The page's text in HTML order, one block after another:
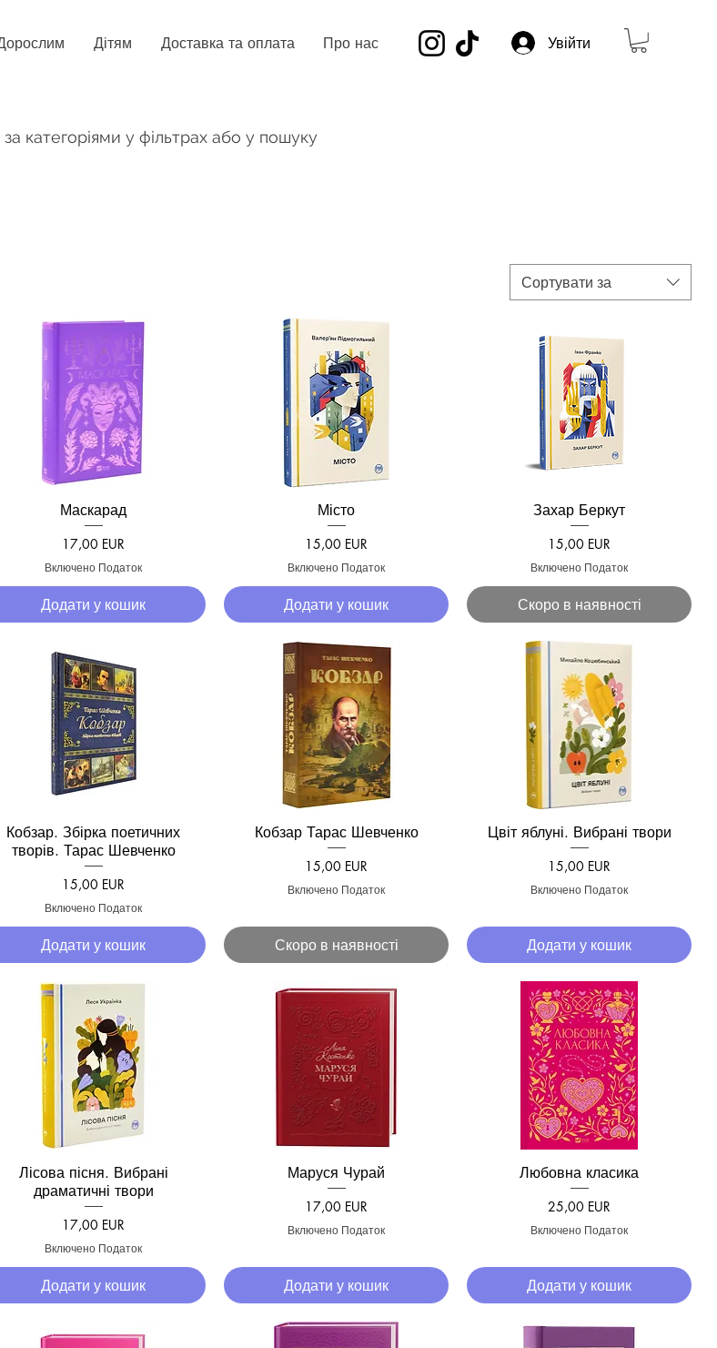
Дітям Доставка та оплата Про нас Увійти
категоріями у фільтрах або у пошуку
Сортувати за
Швидкий перегляд
Маскарад
Ціна
17,00 EUR
Включено Податок
Додати у кошик
Швидкий перегляд
Місто
Ціна
15,00 EUR
Включено Податок
Додати у кошик
Швидкий перегляд
Захар Беркут
Ціна
15,00 EUR
Включено Податок
Скоро в наявності
Швидкий перегляд
Кобзар. Збірка поетичних
творів. Тарас Шевченко
Ціна
15,00 EUR
Включено Податок
Додати у кошик
Швидкий перегляд
Кобзар Тарас Шевченко
Ціна
15,00 EUR
Включено Податок
Скоро в наявності
Швидкий перегляд
Цвіт яблуні. Вибрані твори
Ціна
15,00 EUR
Включено Податок
Додати у кошик
Швидкий перегляд
Лісова пісня. Вибрані
драматичні твори
Ціна
17,00 EUR
Включено Податок
Додати у кошик
Швидкий перегляд
Маруся Чурай
Ціна
17,00 EUR
Включено Податок
Додати у кошик
Швидкий перегляд
Любовна класика
Ціна
25,00 EUR
Включено Податок
Додати у кошик